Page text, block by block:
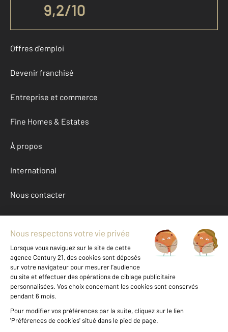
9,2/10
Offres d'emploi
Devenir franchisé
Entreprise et commerce
Fine Homes & Estates
À propos
International
Nous contacter
Mentions légales & CGU et Barèmes d'honoraires
Données personnelles
Gestionnaire des cookies
Achat maison autour de AGDE (34300)